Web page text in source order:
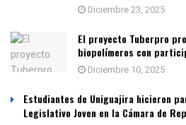
Diciembre 23, 2025
El proyecto Tuberpro
biopolímeros con
Diciembre 10, 2025
Estudiantes de Uniguajira hicieron
Legislativo Joven en la Cámara de